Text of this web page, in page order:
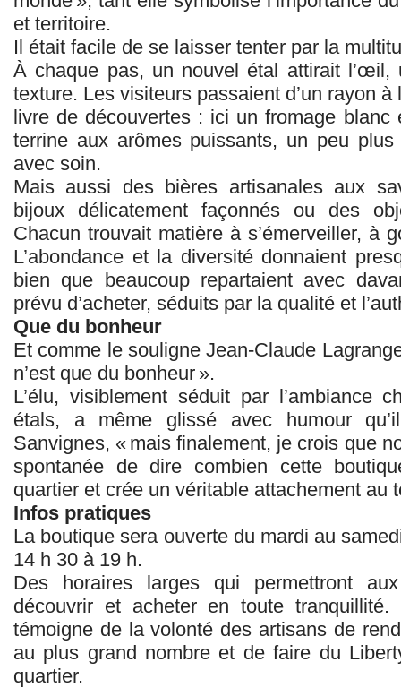
et territoire.
Il était facile de se laisser tenter par la
À chaque pas, un nouvel étal attirait l’œil,
texture. Les visiteurs passaient d’un rayon à
livre de découvertes : ici un fromage
terrine aux arômes puissants, un peu
avec soin.
Mais aussi des bières artisanales aux
bijoux délicatement façonnés ou des
Chacun trouvait matière à s’émerveiller, à
L’abondance et la diversité donnaient
bien que beaucoup repartaient avec
prévu d’acheter, séduits par la qualité et
Que du bonheur
Et comme le souligne Jean‑Claude
n’est que du bonheur ».
L’élu, visiblement séduit par l’ambiance
étals, a même glissé avec humour
Sanvignes, « mais finalement, je crois que
spontanée de dire combien cette
quartier et crée un véritable attachement au
Infos pratiques
La boutique sera ouverte du mardi au
14 h 30 à 19 h.
Des horaires larges qui permettront
découvrir et acheter en toute tranquillité.
témoigne de la volonté des artisans de
au plus grand nombre et de faire du
quartier.